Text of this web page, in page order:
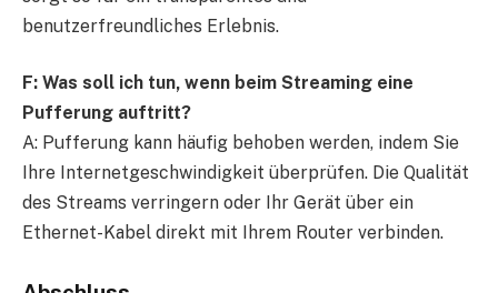
benutzerfreundliches Erlebnis.
F: Was soll ich tun, wenn beim Streaming eine
Pufferung auftritt?
A: Pufferung kann häufig behoben werden, indem Sie
Ihre Internetgeschwindigkeit überprüfen. Die Qualität
des Streams verringern oder Ihr Gerät über ein
Ethernet-Kabel direkt mit Ihrem Router verbinden.